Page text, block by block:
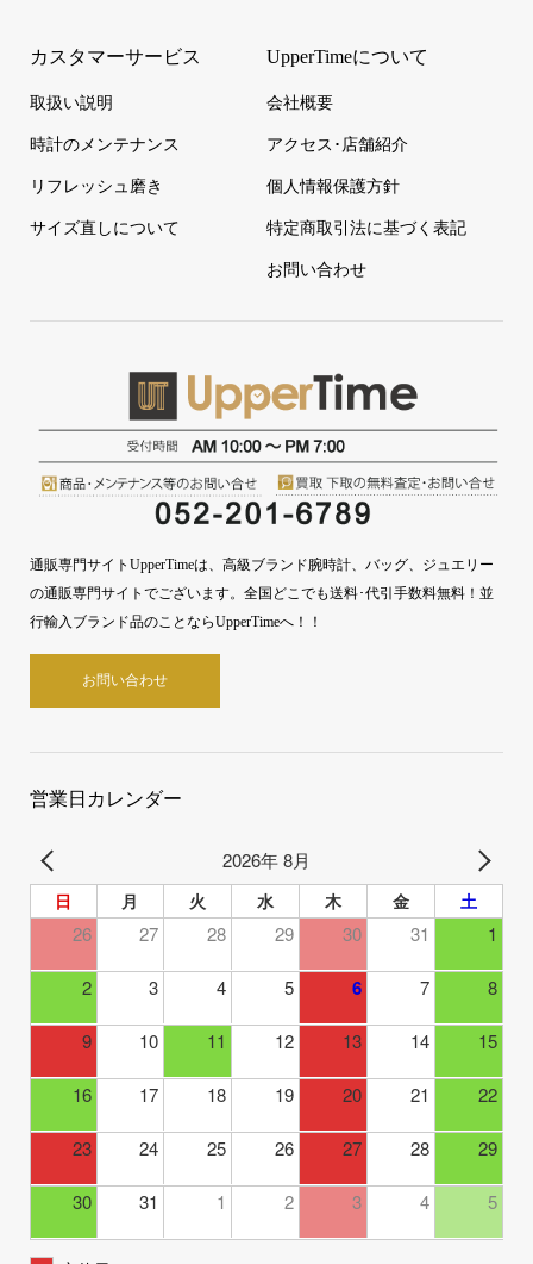
カスタマーサービス
取扱い説明
時計のメンテナンス
リフレッシュ磨き
サイズ直しについて
UpperTimeについて
会社概要
アクセス･店舗紹介
個人情報保護方針
特定商取引法に基づく表記
お問い合わせ
通販専門サイトUpperTimeは、高級ブランド腕時計、バッグ、ジュエリー
の通販専門サイトでございます。全国どこでも送料･代引手数料無料！並
行輸入ブランド品のことならUpperTimeへ！！
お問い合わせ
営業日カレンダー
2026年 8月
日 月 火 水 木 金 土
26 27 28 29 30 31 1
2 3 4 5 6 7 8
9 10 11 12 13 14 15
16 17 18 19 20 21 22
23 24 25 26 27 28 29
30 31 1 2 3 4 5